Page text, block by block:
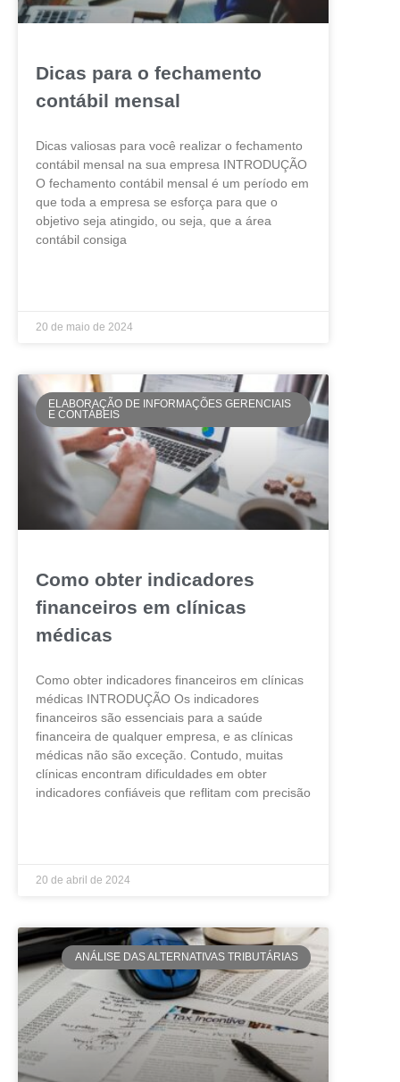
Dicas para o fechamento
contábil mensal
Dicas valiosas para você realizar o fechamento
contábil mensal na sua empresa INTRODUÇÃO
O fechamento contábil mensal é um período em
que toda a empresa se esforça para que o
objetivo seja atingido, ou seja, que a área
contábil consiga
20 de maio de 2024
ELABORAÇÃO DE INFORMAÇÕES GERENCIAIS
E CONTÁBEIS
Como obter indicadores
financeiros em clínicas
médicas
Como obter indicadores financeiros em clínicas
médicas INTRODUÇÃO Os indicadores
financeiros são essenciais para a saúde
financeira de qualquer empresa, e as clínicas
médicas não são exceção. Contudo, muitas
clínicas encontram dificuldades em obter
indicadores confiáveis que reflitam com precisão
20 de abril de 2024
ANÁLISE DAS ALTERNATIVAS TRIBUTÁRIAS